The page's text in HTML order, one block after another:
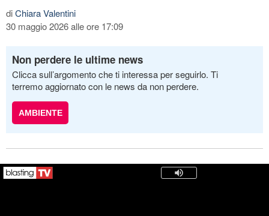
diChiara Valentini
30 maggio 2026 alle ore 17:09
Non perdere le ultime news
Clicca sull’argomento che ti interessa per seguirlo. Ti
terremo aggiornato con le news da non perdere.
AMBIENTE